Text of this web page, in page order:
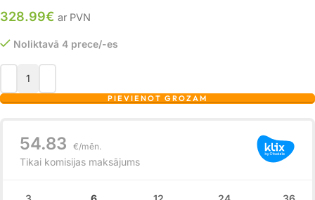
328.99€ ar PVN
Noliktavā 4 prece/-es
PIEVIENOT GROZAM